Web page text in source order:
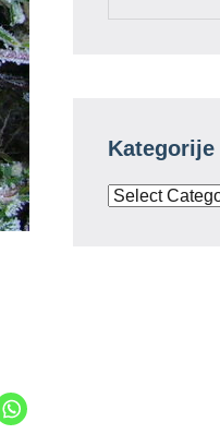
Kategorije
Kategorije